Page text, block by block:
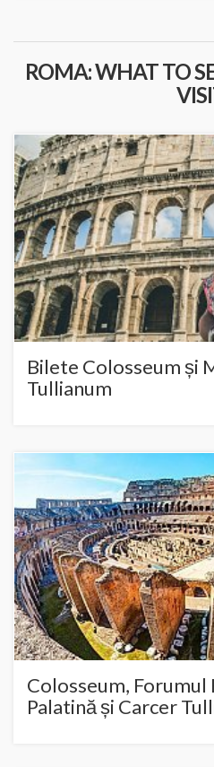
ROMA: WHAT TO
Bilete Colosseum și
Tullianum
Colosseum, Forumul
Palatină și Carcer